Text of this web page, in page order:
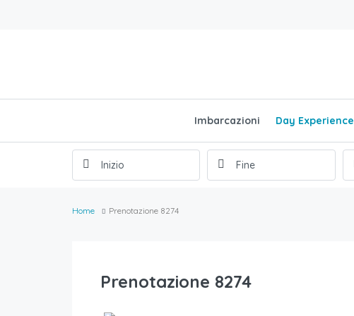
Imbarcazioni Day Experience
Home Prenotazione 8274
Prenotazione 8274